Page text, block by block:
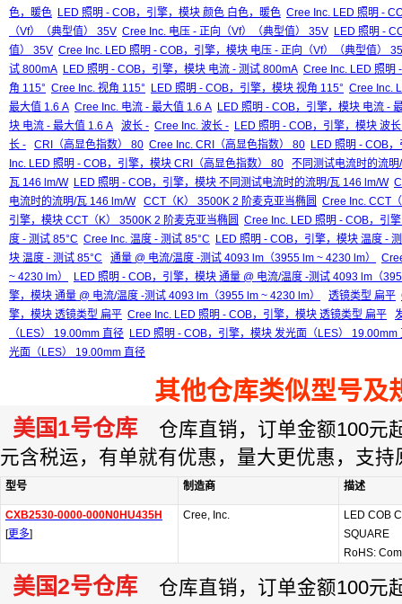
色，暖色 LED 照明 - COB，引擎，模块 颜色 白色，暖色 Cree Inc. LED 照明 -
（Vf）（典型值） 35V Cree Inc. 电压 - 正向（Vf）（典型值） 35V LED 照明 -
值） 35V Cree Inc. LED 照明 - COB，引擎，模块 电压 - 正向（Vf）（典型值）
试 800mA LED 照明 - COB，引擎，模块 电流 - 测试 800mA Cree Inc. LED 照明
角 115° Cree Inc. 视角 115° LED 照明 - COB，引擎，模块 视角 115° Cree Inc.
最大值 1.6 A Cree Inc. 电流 - 最大值 1.6 A LED 照明 - COB，引擎，模块 电流 -
块 电流 - 最大值 1.6 A
波长 - Cree Inc. 波长 - LED 照明 - COB，引擎，模块 波
长 -
CRI（高显色指数） 80 Cree Inc. CRI（高显色指数） 80 LED 照明 - COB
Inc. LED 照明 - COB，引擎，模块 CRI（高显色指数） 80
不同测试电流时的流
瓦 146 lm/W LED 照明 - COB，引擎，模块 不同测试电流时的流明/瓦 146 lm/W
电流时的流明/瓦 146 lm/W
CCT（K） 3500K 2 阶麦克亚当椭圆 Cree Inc. CCT
引擎，模块 CCT（K） 3500K 2 阶麦克亚当椭圆 Cree Inc. LED 照明 - COB，引
度 - 测试 85°C Cree Inc. 温度 - 测试 85°C
LED 照明 - COB，引擎，模块 温度 -
块 温度 - 测试 85°C
通量 @ 电流/温度 -测试 4093 lm（3955 lm ~ 4230 lm）
~ 4230 lm）
LED 照明 - COB，引擎，模块 通量 @ 电流/温度 -测试 4093 lm（
擎，模块 通量 @ 电流/温度 -测试 4093 lm（3955 lm ~ 4230 lm）
透镜类型 扁平
擎，模块 透镜类型 扁平 Cree Inc. LED 照明 - COB，引擎，模块 透镜类型 扁平
（LES） 19.00mm 直径 LED 照明 - COB，引擎，模块 发光面（LES） 19.00mm
光面（LES） 19.00mm 直径
其他仓库类似型号及
美国1号仓库 仓库直销，订单金额100元
元含税运，有单就有优惠，量大更优惠，支持
型号 制造商 描述
CXB2530-0000-000N0HU435H
[更多]
Cree, Inc.
LED COB
SQUARE
RoHS:
美国2号仓库 仓库直销，订单金额100元